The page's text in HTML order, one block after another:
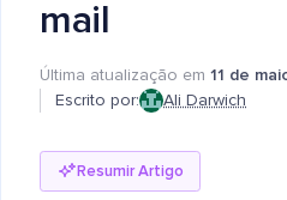
mail
Última atualização em 11 de
Escrito por:
Ali Darwich
Resumir Artigo